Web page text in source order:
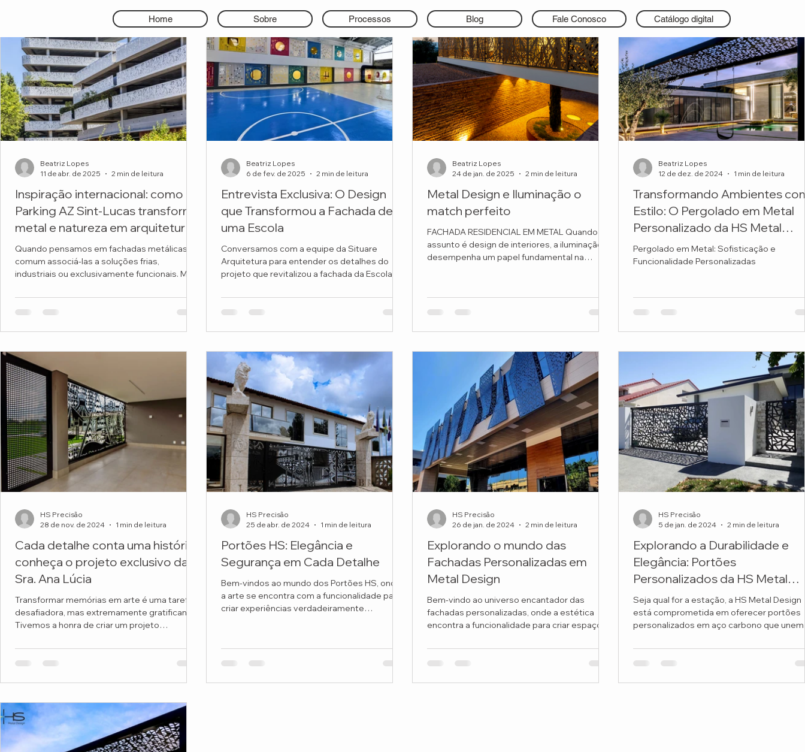
Home Sobre Processos Blog Fale Conosco Catálogo digital
Inspiração internacional: como o
Parking AZ Sint-Lucas transforma
metal e natureza em arquitetura
premiada
Quando pensamos em fachadas metálicas, é
comum associá-las a soluções frias,
industriais ou exclusivamente funcionais. Mas
Beatriz Lopes
11 de abr. de 2025
2 min de leitura
Entrevista Exclusiva: O Design
que Transformou a Fachada de
uma Escola
Conversamos com a equipe da Situare
Arquitetura para entender os detalhes do
projeto que revitalizou a fachada da Escola
Beatriz Lopes
6 de fev. de 2025
2 min de leitura
Metal Design e Iluminação o
match perfeito
FACHADA RESIDENCIAL EM METAL Quando o
assunto é design de interiores, a iluminação
desempenha um papel fundamental na
Beatriz Lopes
24 de jan. de 2025
2 min de leitura
Transformando Ambientes
Estilo: O Pergolado em Metal
Personalizado da HS Metal
Design para a Maq Arquitetura
Pergolado em Metal: Sofisticação e
Funcionalidade Personalizadas
Beatriz Lopes
12 de dez. de 2024
1 min de leitura
Cada detalhe conta uma história:
conheça o projeto exclusivo da
Sra. Ana Lúcia
Transformar memórias em arte é uma tarefa
desafiadora, mas extremamente gratificante.
Tivemos a honra de criar um projeto
HS Precisão
28 de nov. de 2024
1 min de leitura
Portões HS: Elegância e
Segurança em Cada Detalhe
Bem-vindos ao mundo dos Portões HS, onde
a arte se encontra com a funcionalidade para
criar experiências verdadeiramente
HS Precisão
25 de abr. de 2024
1 min de leitura
Explorando o mundo das
Fachadas Personalizadas em
Metal Design
Bem-vindo ao universo encantador das
fachadas personalizadas, onde a estética
encontra a funcionalidade para criar espaços
HS Precisão
26 de jan. de 2024
2 min de leitura
Explorando a Durabilidade e
Elegância: Portões
Personalizados da HS Metal
Design
Seja qual for a estação, a HS Metal Design
está comprometida em oferecer portões
personalizados em aço carbono que unem
HS Precisão
5 de jan. de 2024
2 min de leitura